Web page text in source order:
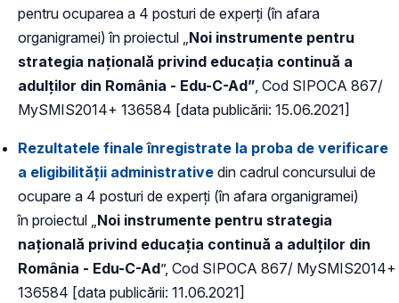
pentru ocuparea a 4 posturi de experți (în afara
organigramei) în proiectul „Noi instrumente pentru
strategia naţională privind educaţia continuă a
adulţilor din România - Edu-C-Ad”, Cod SIPOCA 867/
MySMIS2014+ 136584 [data publicării: 15.06.2021]
Rezultatele finale înregistrate la proba de verificare
a eligibilității administrative din cadrul concursului de
ocupare a 4 posturi de experți (în afara organigramei)
în proiectul „Noi instrumente pentru strategia
naţională privind educaţia continuă a adulţilor din
România - Edu-C-Ad”, Cod SIPOCA 867/ MySMIS2014+
136584 [data publicării: 11.06.2021]